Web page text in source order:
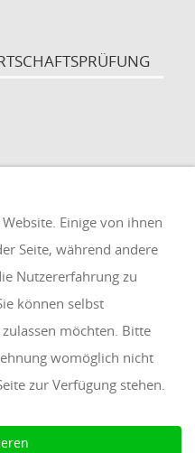
Einige von ihnen
Seite, während andere
Nutzererfahrung zu
können selbst
möchten. Bitte
womöglich nicht
zur Verfügung stehen.